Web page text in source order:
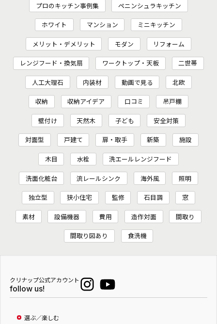
プロのキッチン事例集 ペニンシュラキッチン
ホワイト マンション ミニキッチン
メリット・デメリット モダン リフォーム
レンジフード・換気扇 ワークトップ・天板 二世帯
人工大理石 内装材 動画で見る 北欧
収納 収納アイデア 口コミ 吊戸棚
壁付け 天然木 子ども 安全対策
対面型 戸建て 扉・取手 新築 施設
木目 水栓 洗エールレンジフード
洗面化粧台 流レールシンク 海外風 照明
独立型 狭小住宅 監修 石目調 窓
素材 設備機器 費用 造作対面 間取り
間取り図あり 食洗機
クリナップ公式アカウント
follow us!
選ぶ／楽しむ